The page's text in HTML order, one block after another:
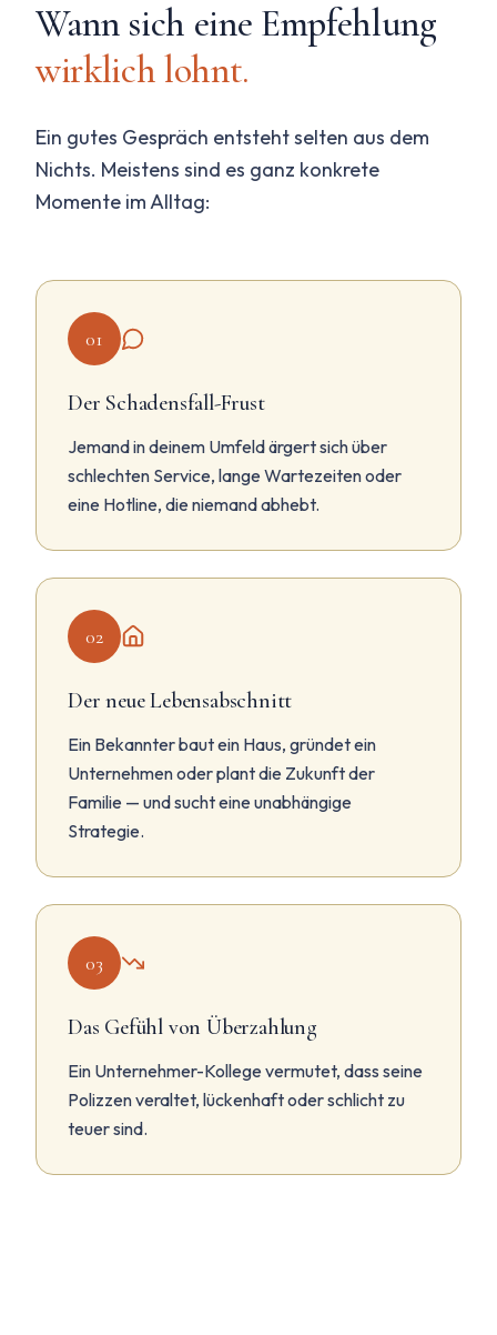
Wann sich eine Empfehlung
wirklich lohnt.
Ein gutes Gespräch entsteht selten aus dem
Nichts. Meistens sind es ganz konkrete
Momente im Alltag:
01
Der Schadensfall-Frust
Jemand in deinem Umfeld ärgert sich über
schlechten Service, lange Wartezeiten oder
eine Hotline, die niemand abhebt.
02
Der neue Lebensabschnitt
Ein Bekannter baut ein Haus, gründet ein
Unternehmen oder plant die Zukunft der
Familie — und sucht eine unabhängige
Strategie.
03
Das Gefühl von Überzahlung
Ein Unternehmer-Kollege vermutet, dass seine
Polizzen veraltet, lückenhaft oder schlicht zu
teuer sind.